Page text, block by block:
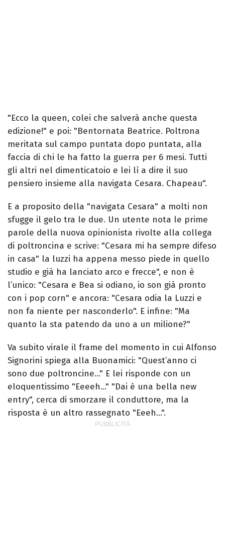
"Ecco la queen, colei che salverà anche questa
edizione!" e poi: "Bentornata Beatrice. Poltrona
meritata sul campo puntata dopo puntata, alla
faccia di chi le ha fatto la guerra per 6 mesi. Tutti
gli altri nel dimenticatoio e lei lì a dire il suo
pensiero insieme alla navigata Cesara. Chapeau".
E a proposito della "navigata Cesara" a molti non
sfugge il gelo tra le due. Un utente nota le prime
parole della nuova opinionista rivolte alla collega
di poltroncina e scrive: "Cesara mi ha sempre difeso
in casa" la luzzi ha appena messo piede in quello
studio e già ha lanciato arco e frecce", e non è
l’unico: "Cesara e Bea si odiano, io son già pronto
con i pop corn" e ancora: "Cesara odia la Luzzi e
non fa niente per nasconderlo". E infine: "Ma
quanto la sta patendo da uno a un milione?"
Va subito virale il frame del momento in cui Alfonso
Signorini spiega alla Buonamici: "Quest’anno ci
sono due poltroncine…" E lei risponde con un
eloquentissimo "Eeeeh…" "Dai è una bella new
entry", cerca di smorzare il conduttore, ma la
risposta è un altro rassegnato "Eeeh…".